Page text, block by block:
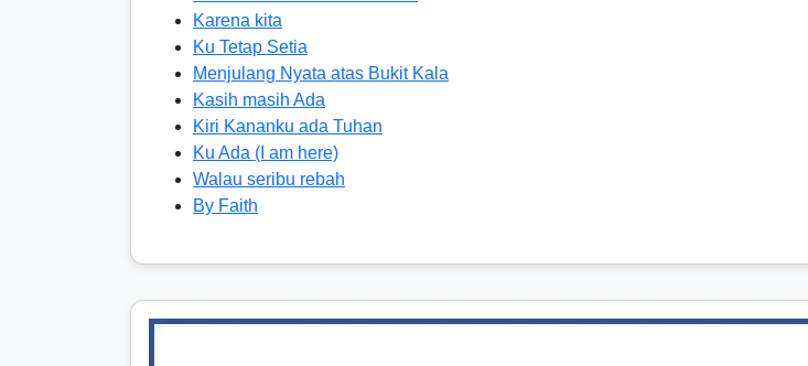
Karena kita
Ku Tetap Setia
Menjulang Nyata atas Bukit Kala
Kasih masih Ada
Kiri Kananku ada Tuhan
Ku Ada (I am here)
Walau seribu rebah
By Faith